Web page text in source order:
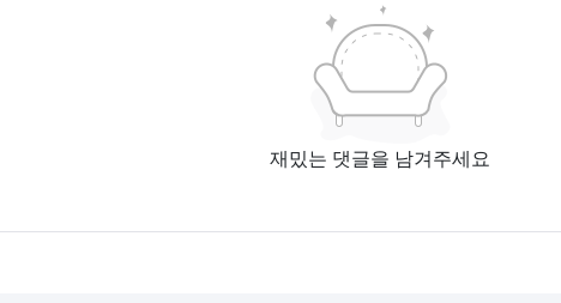
재밌는 댓글을 남겨주세요